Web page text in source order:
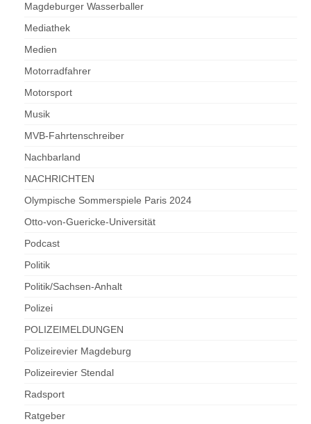
Magdeburger Wasserballer
Mediathek
Medien
Motorradfahrer
Motorsport
Musik
MVB-Fahrtenschreiber
Nachbarland
NACHRICHTEN
Olympische Sommerspiele Paris 2024
Otto-von-Guericke-Universität
Podcast
Politik
Politik/Sachsen-Anhalt
Polizei
POLIZEIMELDUNGEN
Polizeirevier Magdeburg
Polizeirevier Stendal
Radsport
Ratgeber